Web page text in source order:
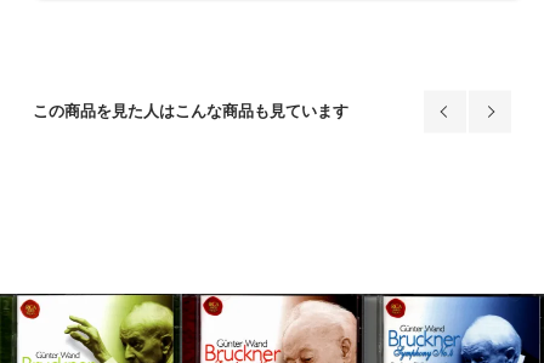
この商品を見た人はこんな商品も見ています
- bruckner;
-